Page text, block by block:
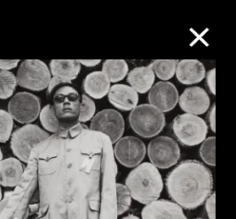
藏品
搜索